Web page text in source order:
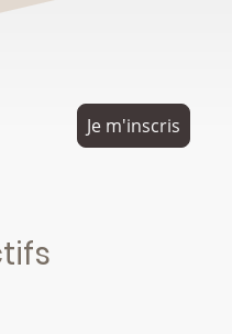
Je m'inscris